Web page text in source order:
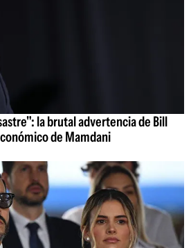
la brutal advertencia de Bill
de Mamdani